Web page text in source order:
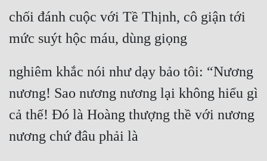
Cạnh Kỹ
Cổ Tiên Hiệp
Dã Sử
Dị Giới
chối đánh cuộc với Tề Thịnh, cô giận tới
mức suýt hộc máu, dùng giọng
nghiêm khắc nói như dạy bảo tôi: “Nương
nương! Sao nương nương lại không hiểu gì
cả thế! Đó là Hoàng thượng thề với nương
nương chứ đâu phải là